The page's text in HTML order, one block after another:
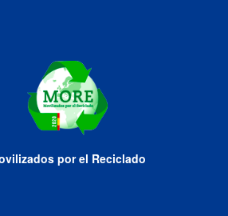
por el Reciclado